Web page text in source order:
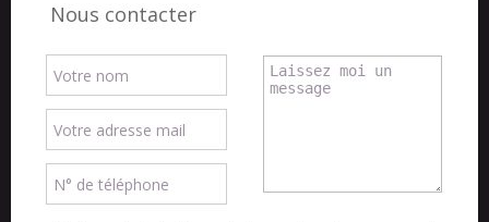
Nous contacter